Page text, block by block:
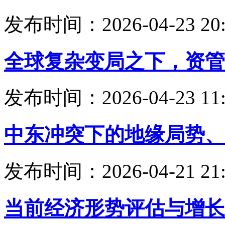
发布时间：2026-04-23
全球复杂变局之下，资
发布时间：2026-04-23
中东冲突下的地缘局势
发布时间：2026-04-21
当前经济形势评估与增